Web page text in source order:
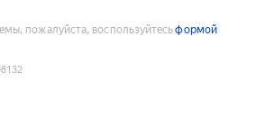
пожалуйста, воспользуйтесьформой